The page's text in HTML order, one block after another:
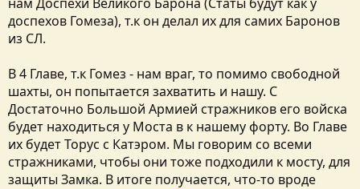
доспехов Гомеза), т.к он делал их для самих Баронов
из СЛ.
В 4 Главе, т.к Гомез - нам враг, то помимо свободной
шахты, он попытается захватить и нашу. С
Достаточно Большой Армией стражников его войска
будет находиться у Моста в к нашему форту. Во Главе
их будет Торус с Катэром. Мы говорим со всеми
стражниками, чтобы они тоже подходили к мосту, для
защиты Замка. В итоге получается, что-то вроде